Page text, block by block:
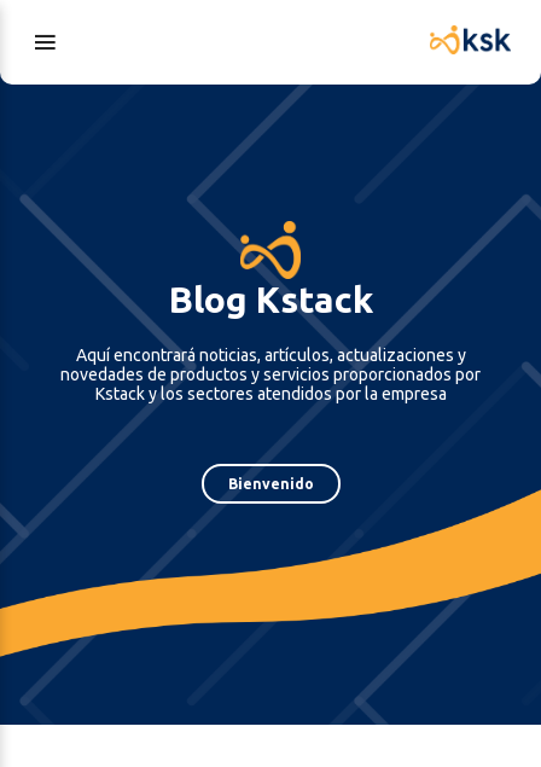
Blog Kstack
Aquí encontrará noticias, artículos, actualizaciones y
novedades de productos y servicios proporcionados por
Kstack y los sectores atendidos por la empresa
Bienvenido